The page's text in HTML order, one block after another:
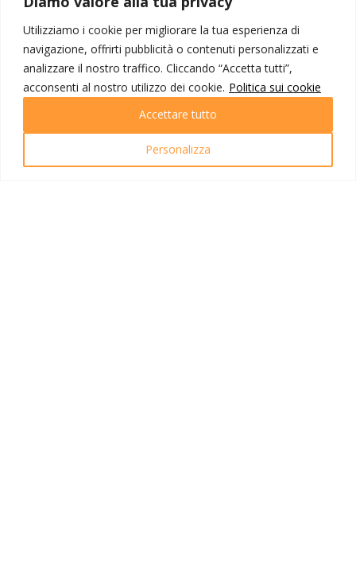
Utilizziamo i cookie per migliorare la tua esperienza di
navigazione, offrirti pubblicità o contenuti personalizzati e
analizzare il nostro traffico. Cliccando “Accetta tutti”,
acconsenti al nostro utilizzo dei cookie. Politica sui cookie
Personalizza
Accettare tutto
Destinazioni
Partenze
Emozioni di viaggio
Newsletter
Tutti i viaggi
Ricerca Viaggi
INFO UTILI
Link utili